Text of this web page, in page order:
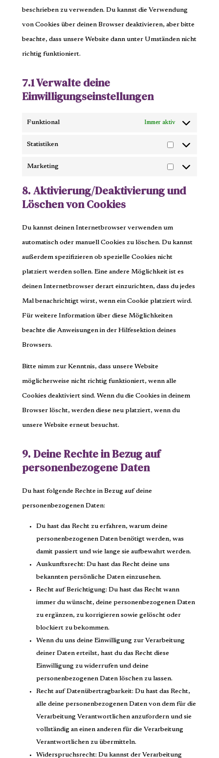
beschrieben zu verwenden. Du kannst die Verwendung
von Cookies über deinen Browser deaktivieren, aber bitte
beachte, dass unsere Website dann unter Umständen nicht
richtig funktioniert.
7.1 Verwalte deine
Einwilligungseinstellungen
Funktional Immer aktiv
Statistiken
Marketing
8. Aktivierung/Deaktivierung und
Löschen von Cookies
Du kannst deinen Internetbrowser verwenden um
automatisch oder manuell Cookies zu löschen. Du kannst
außerdem spezifizieren ob spezielle Cookies nicht
platziert werden sollen. Eine andere Möglichkeit ist es
deinen Internetbrowser derart einzurichten, dass du jedes
Mal benachrichtigt wirst, wenn ein Cookie platziert wird.
Für weitere Information über diese Möglichkeiten
beachte die Anweisungen in der Hilfesektion deines
Browsers.
Bitte nimm zur Kenntnis, dass unsere Website
möglicherweise nicht richtig funktioniert, wenn alle
Cookies deaktiviert sind. Wenn du die Cookies in deinem
Browser löscht, werden diese neu platziert, wenn du
unsere Website erneut besuchst.
9. Deine Rechte in Bezug auf
personenbezogene Daten
Du hast folgende Rechte in Bezug auf deine
personenbezogenen Daten:
Du hast das Recht zu erfahren, warum deine
personenbezogenen Daten benötigt werden, was
damit passiert und wie lange sie aufbewahrt werden.
Auskunftsrecht: Du hast das Recht deine uns
bekannten persönliche Daten einzusehen.
Recht auf Berichtigung: Du hast das Recht wann
immer du wünscht, deine personenbezogenen Daten
zu ergänzen, zu korrigieren sowie gelöscht oder
blockiert zu bekommen.
Wenn du uns deine Einwilligung zur Verarbeitung
deiner Daten erteilst, hast du das Recht diese
Einwilligung zu widerrufen und deine
personenbezogenen Daten löschen zu lassen.
Recht auf Datenübertragbarkeit: Du hast das Recht,
alle deine personenbezogenen Daten von dem für die
Verarbeitung Verantwortlichen anzufordern und sie
vollständig an einen anderen für die Verarbeitung
Verantwortlichen zu übermitteln.
Widerspruchsrecht: Du kannst der Verarbeitung